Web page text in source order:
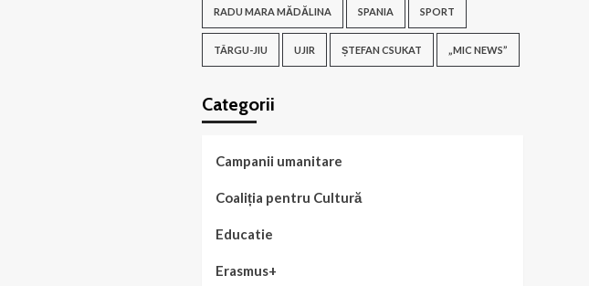
RADU MARA MĂDĂLINA SPANIA SPORT
TÂRGU-JIU UJIR ȘTEFAN CSUKAT „MIC NEWS”
Categorii
Campanii umanitare
Coaliția pentru Cultură
Educatie
Erasmus+